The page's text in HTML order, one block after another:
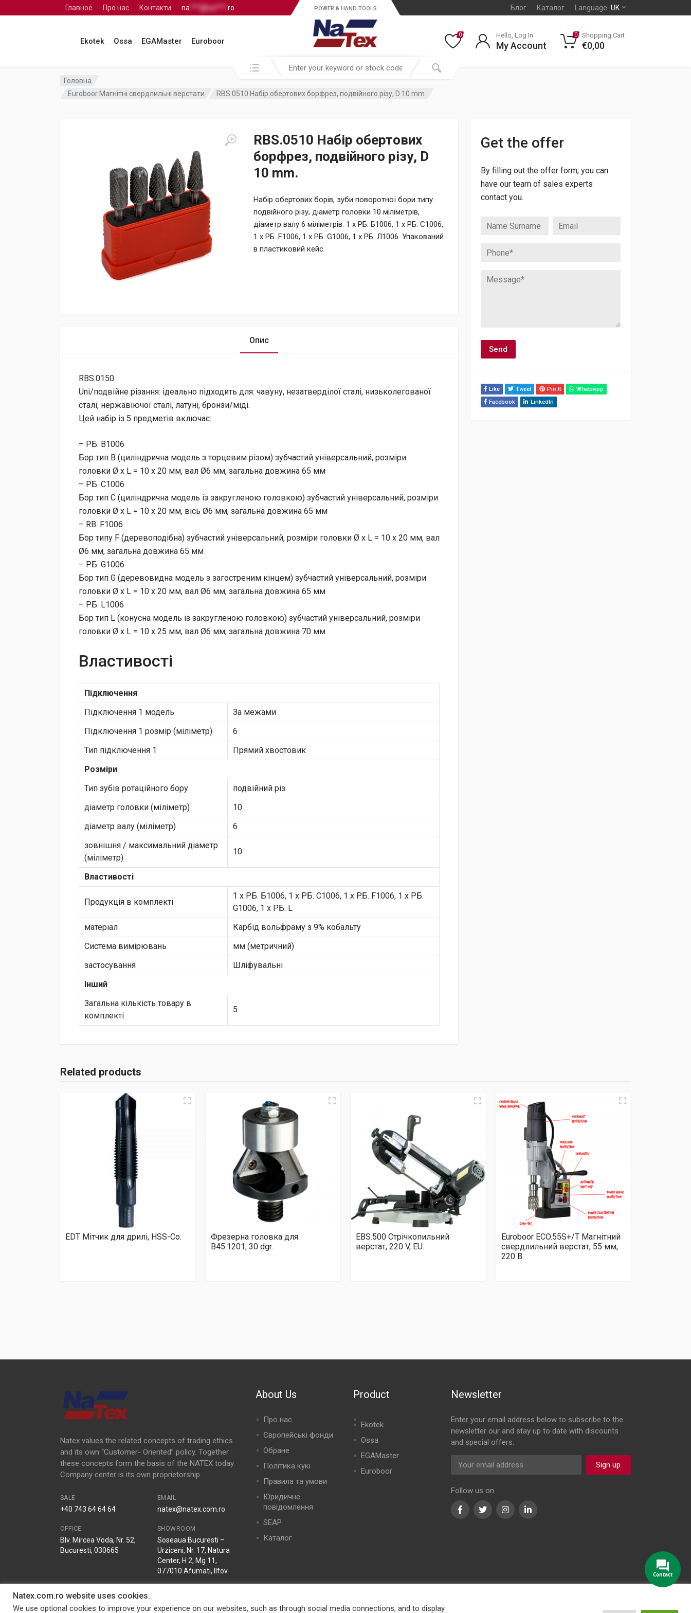
Главное Про нас Контакти na ***@na***. ro Блог Каталог Language: UK
Ekotek Ossa EGAMaster Euroboor
POWER & HAND TOOLS
Search in:
0 Hello, Log In
My Account
0 Shopping Cart
€0,00
Головна
Euroboor Магнітні свердлильні верстати
RBS.0510 Набір обертових борфрез, подвійного різу, D 10 mm.
RBS.0510 Набір обертових
борфрез, подвійного різу, D
10 mm.
Набір обертових борів, зуби поворотної бори типу
подвійного різу, діаметр головки 10 міліметрів,
діаметр валу 6 міліметрів. 1 х РБ. Б1006, 1 х РБ. С1006,
1 х РБ. F1006, 1 х РБ. G1006, 1 х РБ. Л1006. Упакований
в пластиковий кейс.
Get the offer
By filling out the offer form, you can
have our team of sales experts
contact you.
Like Tweet Pin It
WhatsApp
Facebook
LinkedIn
Опис
RBS.0150
Uni/подвійне різання: ідеально підходить для: чавуну, незатверділої сталі, низьколегованої
сталі, нержавіючої сталі, латуні, бронзи/міді.
Цей набір із 5 предметів включає:
– РБ. В1006
Бор тип В (циліндрична модель з торцевим різом) зубчастий універсальний, розміри
головки Ø х L = 10 х 20 мм, вал Ø6 мм, загальна довжина 65 мм
– РБ. C1006
Бор тип C (циліндрична модель із закругленою головкою) зубчастий універсальний, розміри
головки Ø x L = 10 х 20 мм, вісь Ø6 мм, загальна довжина 65 мм
– RB. F1006
Бор типу F (деревоподібна) зубчастий універсальний, розміри головки Ø х L = 10 х 20 мм, вал
Ø6 мм, загальна довжина 65 мм
– РБ. G1006
Бор тип G (деревовидна модель з загостреним кінцем) зубчастий універсальний, розміри
головки Ø x L = 10 х 20 мм, вал Ø6 мм, загальна довжина 65 мм
– РБ. L1006
Бор тип L (конусна модель із закругленою головкою) зубчастий універсальний, розміри
головки Ø x L = 10 х 25 мм, вал Ø6 мм, загальна довжина 70 мм
Властивості
Підключення
Підключення 1 модель
За межами
Підключення 1 розмір (міліметр)
6
Тип підключення 1
Прямий хвостовик
Розміри
Тип зубів ротаційного бору
подвійний різ
діаметр головки (міліметр)
10
діаметр валу (міліметр)
6
зовнішня / максимальний діаметр
(міліметр)
10
Властивості
Продукція в комплекті
1 х РБ. Б1006, 1 х РБ. С1006, 1 х РБ. F1006, 1 х РБ.
G1006, 1 х РБ. L
матеріал
Карбід вольфраму з 9% кобальту
Система вимірювань
мм (метричний)
застосування
Шліфувальні
Інший
Загальна кількість товару в
комплекті
5
Related products
EDT Мітчик для дрилі, HSS-Co.
Фрезерна головка для
B45.1201, 30 dgr.
EBS.500 Стрічкопильний
верстат, 220 V, EU.
Euroboor ECO.55S+/T Магнітний
свердлильний верстат, 55 мм,
220 В.
Natex values the related concepts of trading ethics
and its own “Customer- Oriented” policy. Together
these concepts form the basis of the NATEX today.
Company center is its own proprietorship.
SALE
+40 743 64 64 64
EMAIL
natex@natex.com.ro
OFFICE
Blv. Mircea Voda, Nr. 52,
Bucuresti, 030665
SHOWROOM
Soseaua Bucuresti –
Urziceni, Nr. 17, Natura
Center, H 2, Mg 11,
077010 Afumati, Ilfov
About Us
Про нас
Європейські фонди
Обране
Політика кукі
Правила та умови
Юридичне
повідомлення
SEAP
Каталог
Product
Ekotek
Ossa
EGAMaster
Euroboor
Newsletter
Enter your email address below to subscribe to the
newsletter our and stay up to date with discounts
and special offers.
Sign up
Follow us on
FacebookTwitterInstagramLinkedIn
Natex.com.ro website uses cookies.
We use optional cookies to improve your experience on our websites, such as through social media connections, and to display
Contact